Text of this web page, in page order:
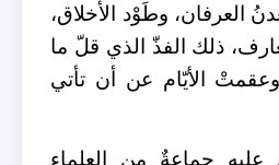
العرفان، وطَوْد الأخلاق،
ذلك الفذّ الذي قلّ ما
وعقمتْ الأيّام عن أن تأتي
جماعةٌ من العلماء